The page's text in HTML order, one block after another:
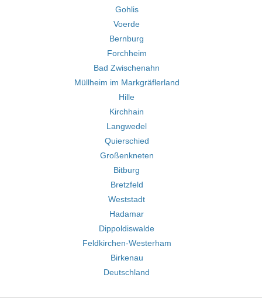
Gohlis
Voerde
Bernburg
Forchheim
Bad Zwischenahn
Müllheim im Markgräflerland
Hille
Kirchhain
Langwedel
Quierschied
Großenkneten
Bitburg
Bretzfeld
Weststadt
Hadamar
Dippoldiswalde
Feldkirchen-Westerham
Birkenau
Deutschland